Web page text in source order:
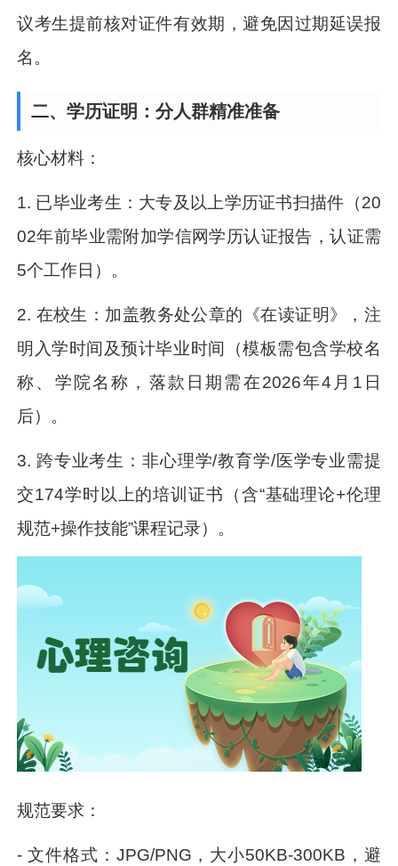
议考生提前核对证件有效期，避免因过期延误报
名。
二、学历证明：分人群精准准备
核心材料：
1. 已毕业考生：大专及以上学历证书扫描件（20
02年前毕业需附加学信网学历认证报告，认证需
5个工作日）。
2. 在校生：加盖教务处公章的《在读证明》，注
明入学时间及预计毕业时间（模板需包含学校名
称、学院名称，落款日期需在2026年4月1日
后）。
3. 跨专业考生：非心理学/教育学/医学专业需提
交174学时以上的培训证书（含“基础理论+伦理
规范+操作技能”课程记录）。
规范要求：
- 文件格式：JPG/PNG，大小50KB-300KB，避